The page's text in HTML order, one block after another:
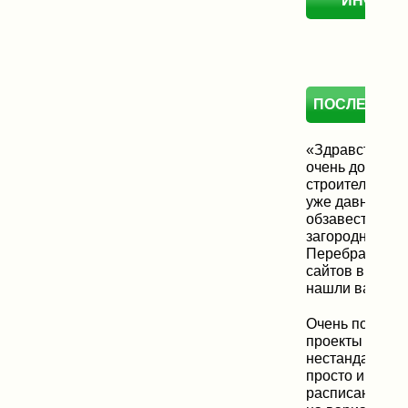
очень долго
строительную
уже давно
обзавестись
загородным
Перебрали
сайтов в
нашли ваш
Очень
проекты
просто и
расписано.